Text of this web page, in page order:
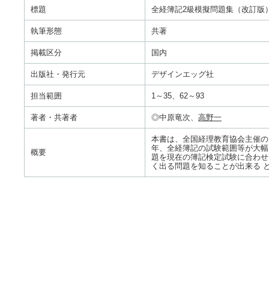
標題 全経簿記2級模擬問題集（改訂版
執筆形態 共著
掲載区分 国内
出版社・発行元 デザインエッグ社
担当範囲 1～35、62～93
著者・共著者 ◎中原竜次、 高野一
概要
本書は、全国経理教育協会主催
年、全経簿記の試験範囲等が大
題を現在の簿記検定試験に合わ
く出る問題を知ることが出来る